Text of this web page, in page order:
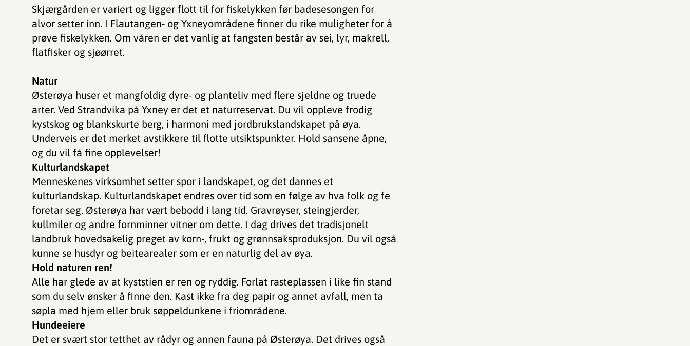
Skjærgården er variert og ligger flott til for fiskelykken før badesesongen for
alvor setter inn. I Flautangen- og Yxneyområdene finner du rike muligheter for å
prøve fiskelykken. Om våren er det vanlig at fangsten består av sei, lyr, makrell,
flatfisker og sjøørret.
Natur
Østerøya huser et mangfoldig dyre- og planteliv med flere sjeldne og truede
arter. Ved Strandvika på Yxney er det et naturreservat. Du vil oppleve frodig
kystskog og blankskurte berg, i harmoni med jordbrukslandskapet på øya.
Underveis er det merket avstikkere til flotte utsiktspunkter. Hold sansene åpne,
og du vil få fine opplevelser!
Kulturlandskapet
Menneskenes virksomhet setter spor i landskapet, og det dannes et
kulturlandskap. Kulturlandskapet endres over tid som en følge av hva folk og fe
foretar seg. Østerøya har vært bebodd i lang tid. Gravrøyser, steingjerder,
kullmiler og andre fornminner vitner om dette. I dag drives det tradisjonelt
landbruk hovedsakelig preget av korn-, frukt og grønnsaksproduksjon. Du vil også
kunne se husdyr og beitearealer som er en naturlig del av øya.
Hold naturen ren!
Alle har glede av at kyststien er ren og ryddig. Forlat rasteplassen i like fin stand
som du selv ønsker å finne den. Kast ikke fra deg papir og annet avfall, men ta
søpla med hjem eller bruk søppeldunkene i friområdene.
Hundeeiere
Det er svært stor tetthet av rådyr og annen fauna på Østerøya. Det drives også